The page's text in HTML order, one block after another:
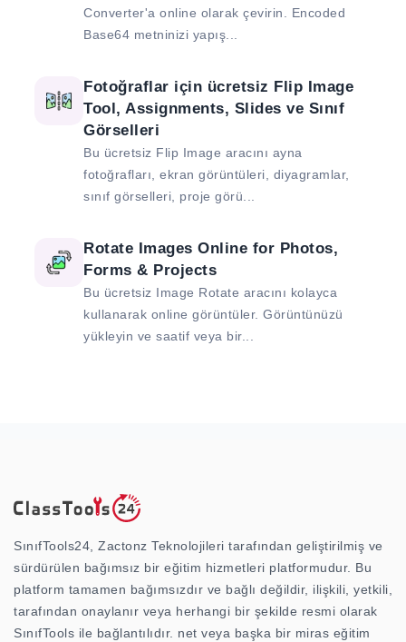
Converter'a online olarak çevirin. Encoded
Base64 metninizi yapış...
Fotoğraflar için ücretsiz Flip Image
Tool, Assignments, Slides ve Sınıf
Görselleri
Bu ücretsiz Flip Image aracını ayna
fotoğrafları, ekran görüntüleri, diyagramlar,
sınıf görselleri, proje görü...
Rotate Images Online for Photos,
Forms & Projects
Bu ücretsiz Image Rotate aracını kolayca
kullanarak online görüntüler. Görüntünüzü
yükleyin ve saatif veya bir...
SınıfTools24, Zactonz Teknolojileri tarafından geliştirilmiş ve
sürdürülen bağımsız bir eğitim hizmetleri platformudur. Bu
platform tamamen bağımsızdır ve bağlı değildir, ilişkili, yetkili,
tarafından onaylanır veya herhangi bir şekilde resmi olarak
SınıfTools ile bağlantılıdır. net veya başka bir miras eğitim